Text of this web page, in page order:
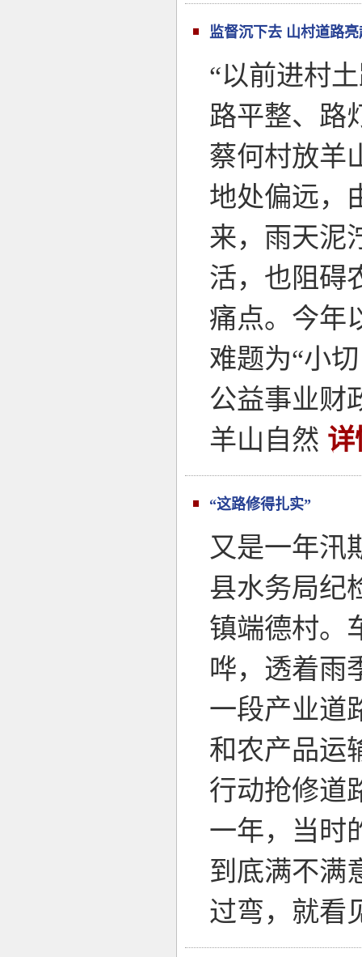
监督沉下去 山村道路亮
“以前进村
路平整、路
蔡何村放羊
地处偏远，
来，雨天泥
活，也阻碍
痛点。今年
难题为“小
公益事业财
羊山自然 详
“这路修得扎实”
又是一年汛
县水务局纪
镇端德村。
哗，透着雨
一段产业道
和农产品运
行动抢修道
一年，当时
到底满不满
过弯，就看